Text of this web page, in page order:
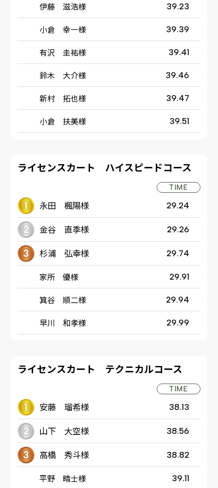
伊藤 滋浩様 39.23
小倉 幸一様 39.39
有沢 圭祐様 39.41
鈴木 大介様 39.46
新村 拓也様 39.47
小倉 扶美様 39.51
ライセンスカート ハイスピードコース
TIME
永田 楓陽様 29.24
金谷 直季様 29.26
杉浦 弘幸様 29.74
家所 優様 29.91
箕谷 順二様 29.94
早川 和孝様 29.99
ライセンスカート テクニカルコース
TIME
安藤 瑠希様 38.13
山下 大空様 38.56
高橋 秀斗様 38.82
平野 晴士様 39.11